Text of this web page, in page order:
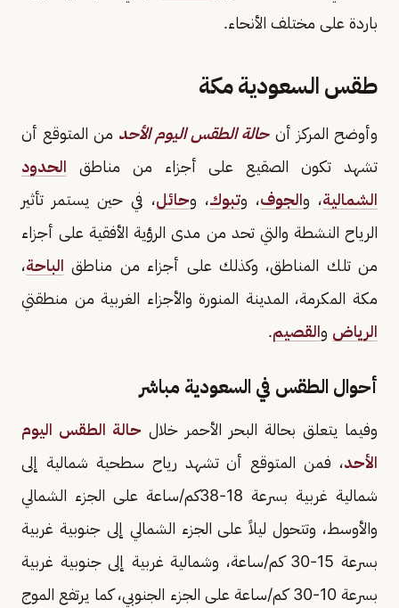
باردة على مختلف الأنحاء.
طقس السعودية مكة
وأوضح المركز أنحالة الطقس اليوم الأحد من المتوقع أن
تشهد تكون الصقيع على أجزاء من مناطق الحدود
الشمالية، والجوف، وتبوك، وحائل، في حين يستمر تأثير
الرياح النشطة والتي تحد من مدى الرؤية الأفقية على أجزاء
من تلك المناطق، وكذلك على أجزاء من مناطق الباحة،
مكة المكرمة، المدينة المنورة والأجزاء الغربية من منطقتي
الرياض والقصيم.
أحوال الطقس في السعودية مباشر
وفيما يتعلق بحالة البحر الأحمر خلال حالة الطقس اليوم
الأحد، فمن المتوقع أن تشهد رياح سطحية شمالية إلى
شمالية غربية بسرعة 18-38كم/ساعة على الجزء الشمالي
والأوسط، وتتحول ليلاً على الجزء الشمالي إلى جنوبية غربية
بسرعة 15-30 كم/ساعة، وشمالية غربية إلى جنوبية غربية
بسرعة 10-30 كم/ساعة على الجزء الجنوبي، كما يرتفع الموج